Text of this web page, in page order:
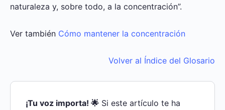
naturaleza y, sobre todo, a la concentración”.
Ver también Cómo mantener la concentración
Volver al Índice del Glosario
¡Tu voz importa! 🌟 Si este artículo te ha